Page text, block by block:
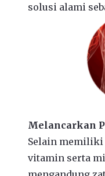
solusi alami
Melancarkan
Selain memiliki
vitamin serta